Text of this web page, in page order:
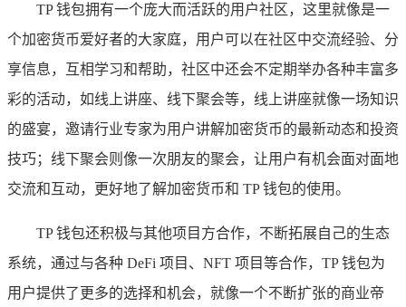
TP 钱包拥有一个庞大而活跃的用户社区，这里就像是一
个加密货币爱好者的大家庭，用户可以在社区中交流经验、分
享信息，互相学习和帮助，社区中还会不定期举办各种丰富多
彩的活动，如线上讲座、线下聚会等，线上讲座就像一场知识
的盛宴，邀请行业专家为用户讲解加密货币的最新动态和投资
技巧；线下聚会则像一次朋友的聚会，让用户有机会面对面地
交流和互动，更好地了解加密货币和 TP 钱包的使用。
TP 钱包还积极与其他项目方合作，不断拓展自己的生态
系统，通过与各种 DeFi 项目、NFT 项目等合作，TP 钱包为
用户提供了更多的选择和机会，就像一个不断扩张的商业帝